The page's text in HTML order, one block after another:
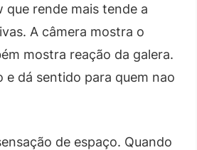
que rende mais tende a
A câmera mostra o
mostra reação da galera.
e dá sentido para quem nao
de espaço. Quando